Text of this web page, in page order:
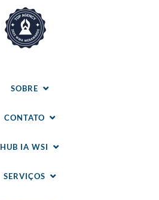
SOBRE
CONTATO
HUB IA WSI
SERVIÇOS